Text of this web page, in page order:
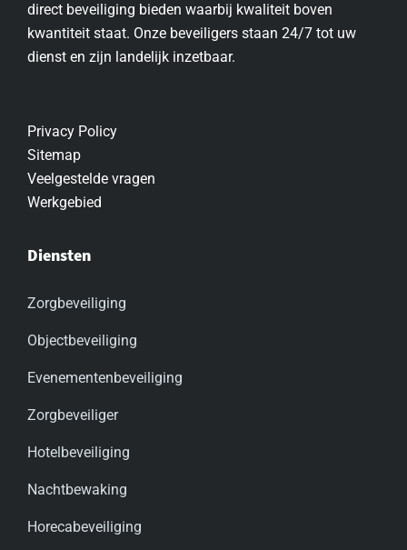
direct beveiliging bieden waarbij kwaliteit boven
kwantiteit staat. Onze beveiligers staan 24/7 tot uw
dienst en zijn landelijk inzetbaar.
Privacy Policy
Sitemap
Veelgestelde vragen
Werkgebied
Diensten
Zorgbeveiliging
Objectbeveiliging
Evenementenbeveiliging
Zorgbeveiliger
Hotelbeveiliging
Nachtbewaking
Horecabeveiliging